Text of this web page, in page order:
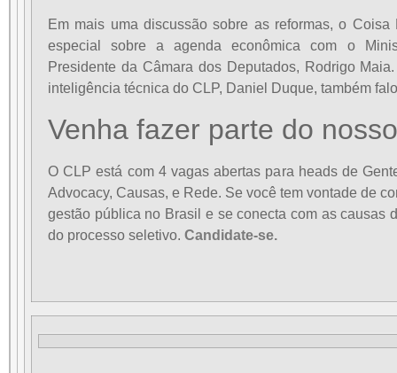
Em mais uma discussão sobre as reformas, o
especial sobre a agenda econômica com o
Presidente da Câmara dos Deputados, Rodrigo
inteligência técnica do CLP, Daniel Duque, também
Venha fazer parte do
O CLP está com 4 vagas abertas para heads de
Advocacy, Causas, e Rede. Se você tem vontade de
gestão pública no Brasil e se conecta com as causas
do processo seletivo. Candidate-se.